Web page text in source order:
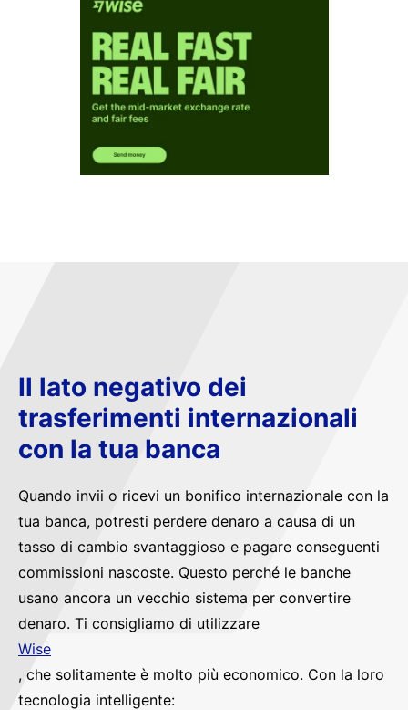
Il lato negativo dei
trasferimenti internazionali
con la tua banca
Quando invii o ricevi un bonifico internazionale con la
tua banca, potresti perdere denaro a causa di un
tasso di cambio svantaggioso e pagare conseguenti
commissioni nascoste. Questo perché le banche
usano ancora un vecchio sistema per convertire
denaro. Ti consigliamo di utilizzare
Wise
, che solitamente è molto più economico. Con la loro
tecnologia intelligente: